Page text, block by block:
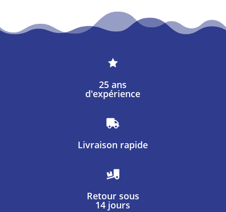

25 ans
d'expérience

Livraison rapide

Retour sous
14 jours